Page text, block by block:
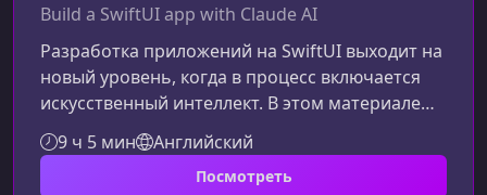
Build a SwiftUI app with Claude AI
Разработка приложений на SwiftUI выходит на
новый уровень, когда в процесс включается
искусственный интеллект. В этом материале
мы рассмотрим, как курс помогает освоить
современные подходы к созданию
iOS‑интерфейсов, а также то, какую роль
9 ч 5 мин Английский
Посмотреть